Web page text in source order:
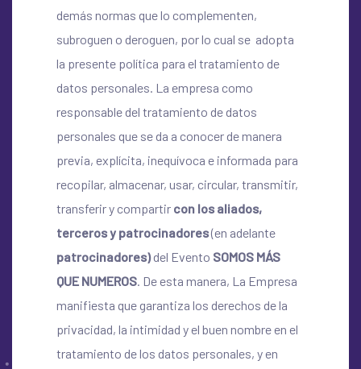
demás normas que lo complementen,
subroguen o deroguen, por lo cual se adopta
la presente política para el tratamiento de
datos personales. La empresa como
responsable del tratamiento de datos
personales que se da a conocer de manera
previa, explícita, inequívoca e informada para
recopilar, almacenar, usar, circular, transmitir,
transferir y compartir con los aliados,
terceros y patrocinadores(en adelante
patrocinadores)del Evento SOMOS MÁS
QUE NUMEROS. De esta manera, La Empresa
manifiesta que garantiza los derechos de la
privacidad, la intimidad y el buen nombre en el
tratamiento de los datos personales, y en